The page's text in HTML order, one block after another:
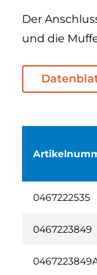
Der
und die
0467222535
0467223849